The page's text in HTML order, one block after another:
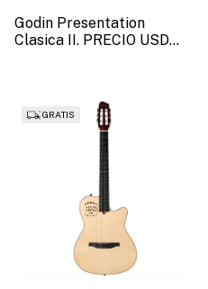
Godin Presentation
Clasica II. PRECIO USD
GRATIS